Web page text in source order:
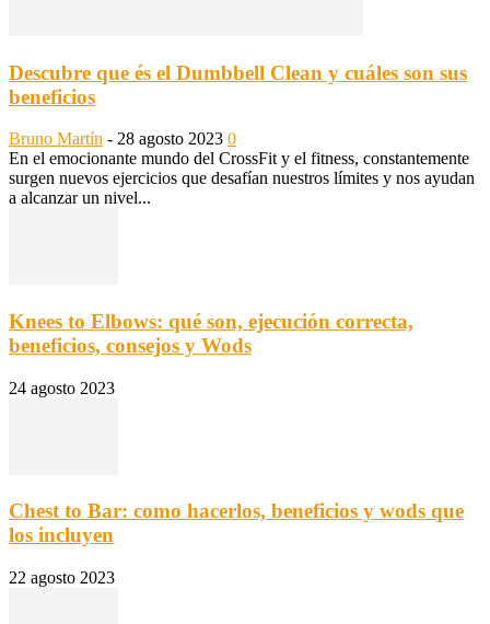
Descubre que és el Dumbbell Clean y cuáles son sus
beneficios
Bruno Martín - 28 agosto 2023 0
En el emocionante mundo del CrossFit y el fitness, constantemente
surgen nuevos ejercicios que desafían nuestros límites y nos ayudan
a alcanzar un nivel...
Knees to Elbows: qué son, ejecución correcta,
beneficios, consejos y Wods
24 agosto 2023
Chest to Bar: como hacerlos, beneficios y wods que
los incluyen
22 agosto 2023